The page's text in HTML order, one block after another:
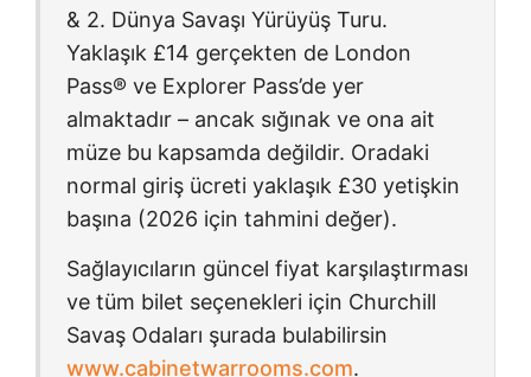
& 2. Dünya Savaşı Yürüyüş Turu.
Yaklaşık £14 gerçekten de London
Pass® ve Explorer Pass’de yer
almaktadır – ancak sığınak ve ona ait
müze bu kapsamda değildir. Oradaki
normal giriş ücreti yaklaşık £30 yetişkin
başına (2026 için tahmini değer).
Sağlayıcıların güncel fiyat karşılaştırması
ve tüm bilet seçenekleri için Churchill
Savaş Odaları şurada bulabilirsin
www.cabinetwarrooms.com.